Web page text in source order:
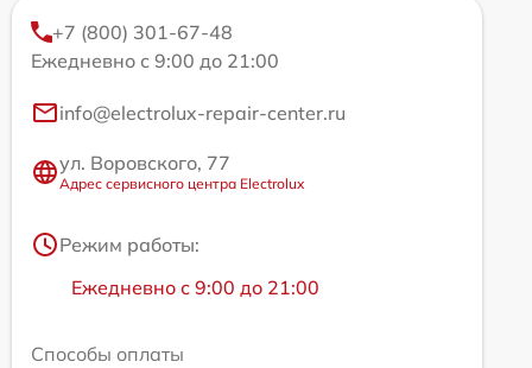
+7 (800) 301-67-48
Ежедневно с 9:00 до 21:00
info@electrolux-repair-center.ru
ул. Воровского, 77
Адрес сервисного центра Electrolux
Режим работы:
Ежедневно с 9:00 до 21:00
Способы оплаты